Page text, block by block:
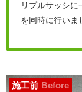
リプルサッシ
を同時に行いま
施工前 Before